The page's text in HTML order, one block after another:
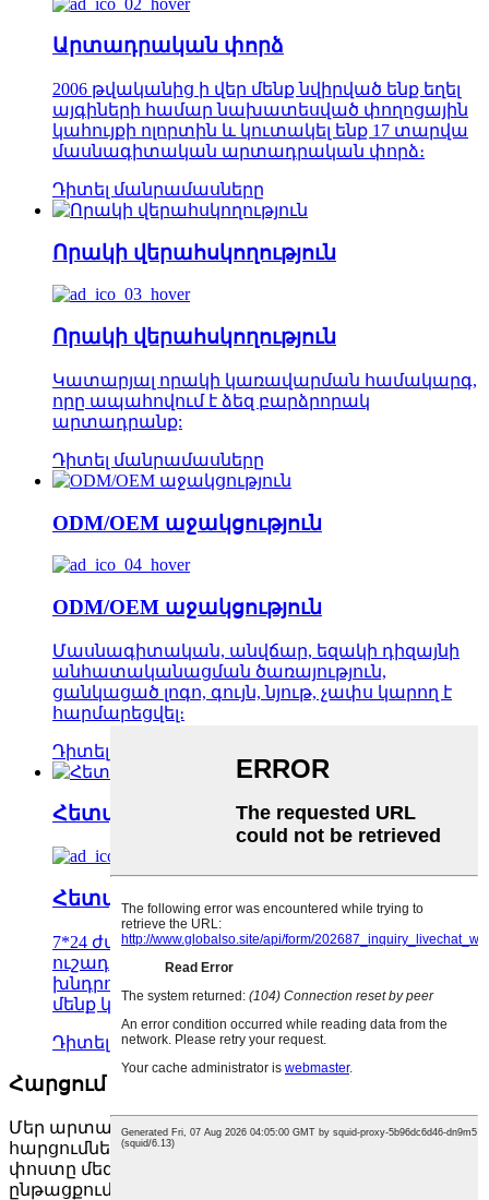
Արտադրական փորձ
2006 թվականից ի վեր մենք նվիրված ենք եղել
այգիների համար նախատեսված փողոցային
կահույքի ոլորտին և կուտակել ենք 17 տարվա
մասնագիտական ​​արտադրական փորձ։
Դիտել մանրամասները
Որակի վերահսկողություն
Որակի վերահսկողություն
Կատարյալ որակի կառավարման համակարգ,
որը ապահովում է ձեզ բարձրորակ
արտադրանք:
Դիտել մանրամասները
ODM/OEM աջակցություն
ODM/OEM աջակցություն
Մասնագիտական, անվճար, եզակի դիզայնի
անհատականացման ծառայություն,
ցանկացած լոգո, գույն, նյութ, չափս կարող է
հարմարեցվել։
Դիտել մանրամասները
Հետվաճառքային սպասարկում
Հետվաճառքային սպասարկում
7*24 ժամ մասնագիտական, արդյունավետ,
ուշադիր սպասարկում։ Եթե ​​ունեք որևէ հարց,
խնդրում ենք կապվել մեզ հետ անմիջապես, և
մենք կօգնենք ձեզ լուծել բոլոր խնդիրները։
Դիտել մանրամասները
Հարցում գնացուցակի համար
Մեր արտադրանքի կամ գնացուցակի վերաբերյալ
հարցումների համար, խնդրում ենք թողնել ձեր էլ.
փոստը մեզ, և մենք կկապնվենք ձեզ հետ 8 ժամվա
ընթացքում։